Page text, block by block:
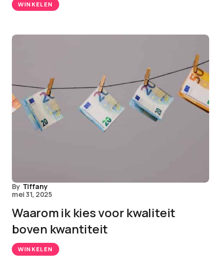
WINKELEN
By Tiffany
mei 31, 2025
Waarom ik kies voor kwaliteit
boven kwantiteit
WINKELEN